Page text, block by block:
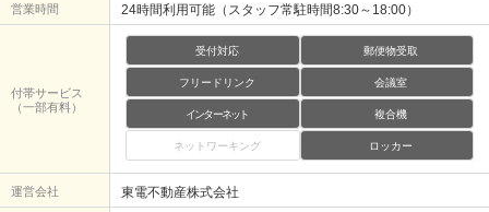
営業時間 24時間利用可能（スタッフ常駐時間8:30～18:00）
付帯サービス
（一部有料）
受付対応 郵便物受取
フリードリンク 会議室
インターネット 複合機
ネットワーキング ロッカー
運営会社 東電不動産株式会社